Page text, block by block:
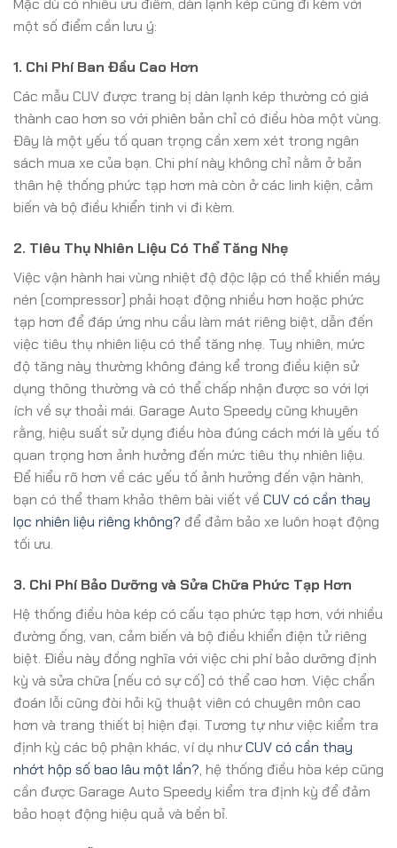
Mặc dù có nhiều ưu điểm, dàn lạnh kép cũng đi kèm với
một số điểm cần lưu ý:
1. Chi Phí Ban Đầu Cao Hơn
Các mẫu CUV được trang bị dàn lạnh kép thường có giá
thành cao hơn so với phiên bản chỉ có điều hòa một vùng.
Đây là một yếu tố quan trọng cần xem xét trong ngân
sách mua xe của bạn. Chi phí này không chỉ nằm ở bản
thân hệ thống phức tạp hơn mà còn ở các linh kiện, cảm
biến và bộ điều khiển tinh vi đi kèm.
2. Tiêu Thụ Nhiên Liệu Có Thể Tăng Nhẹ
Việc vận hành hai vùng nhiệt độ độc lập có thể khiến máy
nén (compressor) phải hoạt động nhiều hơn hoặc phức
tạp hơn để đáp ứng nhu cầu làm mát riêng biệt, dẫn đến
việc tiêu thụ nhiên liệu có thể tăng nhẹ. Tuy nhiên, mức
độ tăng này thường không đáng kể trong điều kiện sử
dụng thông thường và có thể chấp nhận được so với lợi
ích về sự thoải mái. Garage Auto Speedy cũng khuyên
rằng, hiệu suất sử dụng điều hòa đúng cách mới là yếu tố
quan trọng hơn ảnh hưởng đến mức tiêu thụ nhiên liệu.
Để hiểu rõ hơn về các yếu tố ảnh hưởng đến vận hành,
bạn có thể tham khảo thêm bài viết về CUV có cần thay
lọc nhiên liệu riêng không? để đảm bảo xe luôn hoạt động
tối ưu.
3. Chi Phí Bảo Dưỡng và Sửa Chữa Phức Tạp Hơn
Hệ thống điều hòa kép có cấu tạo phức tạp hơn, với nhiều
đường ống, van, cảm biến và bộ điều khiển điện tử riêng
biệt. Điều này đồng nghĩa với việc chi phí bảo dưỡng định
kỳ và sửa chữa (nếu có sự cố) có thể cao hơn. Việc chẩn
đoán lỗi cũng đòi hỏi kỹ thuật viên có chuyên môn cao
hơn và trang thiết bị hiện đại. Tương tự như việc kiểm tra
định kỳ các bộ phận khác, ví dụ nhưCUV có cần thay
nhớt hộp số bao lâu một lần?, hệ thống điều hòa kép cũng
cần được Garage Auto Speedy kiểm tra định kỳ để đảm
bảo hoạt động hiệu quả và bền bỉ.